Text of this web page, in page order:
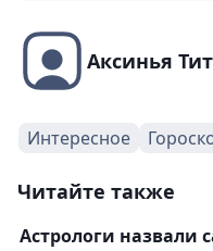
Аксинья
Интересное
Читайте также
Астрологи назвали